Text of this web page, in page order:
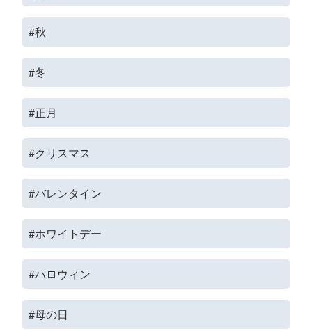
#秋
#冬
#正月
#クリスマス
#バレンタイン
#ホワイトデー
#ハロウィン
#母の日